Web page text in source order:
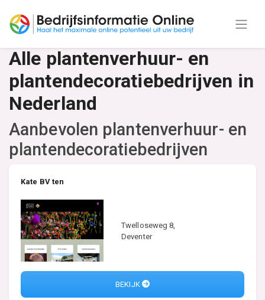
Alle plantenverhuur- en
plantendecoratiebedrijven in
Nederland
Aanbevolen plantenverhuur- en
plantendecoratiebedrijven
Kate BV ten
Twelloseweg 8,
Deventer
BEKIJK